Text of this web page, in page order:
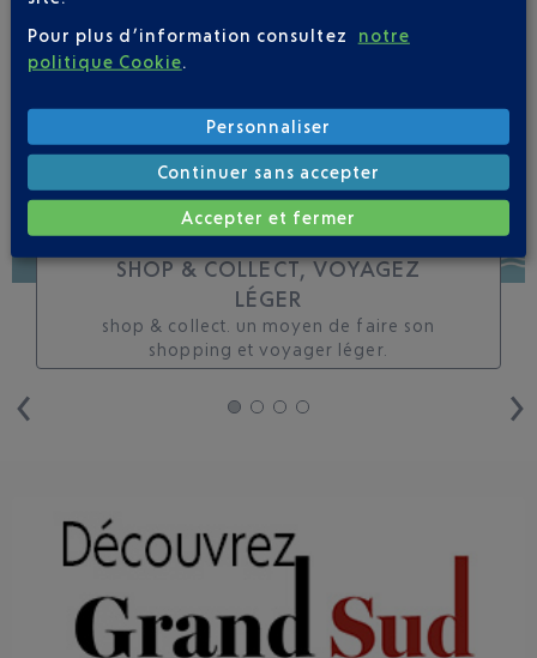
SHOP & COLLECT, VOYAGEZ
LÉGER
shop & collect. un moyen de faire son
shopping et voyager léger.
Pour plus d’information consultez
notre
politique Cookie
Personnaliser
Continuer sans accepter
Accepter et fermer